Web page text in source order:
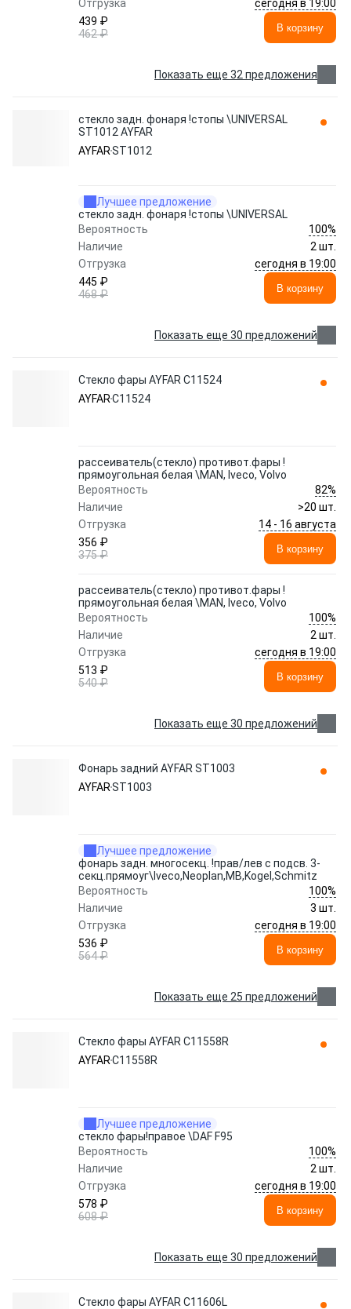
Отгрузка
сегодня в 19:00
439 ₽
462 ₽
В корзину
Показать еще 32 предложения
стекло задн. фонаря !стопы \UNIVERSAL
ST1012 AYFAR
AYFARST1012
Лучшее предложение
стекло задн. фонаря !стопы \UNIVERSAL
Вероятность
100%
Наличие
2 шт.
Отгрузка
сегодня в 19:00
445 ₽
468 ₽
В корзину
Показать еще 30 предложений
Стекло фары AYFAR C11524
AYFARC11524
рассеиватель(стекло) противот.фары !
прямоугольная белая \MAN, Iveco, Volvo
Вероятность
82%
Наличие
>20 шт.
Отгрузка
14 - 16 августа
356 ₽
375 ₽
В корзину
рассеиватель(стекло) противот.фары !
прямоугольная белая \MAN, Iveco, Volvo
Вероятность
100%
Наличие
2 шт.
Отгрузка
сегодня в 19:00
513 ₽
540 ₽
В корзину
Показать еще 30 предложений
Фонарь задний AYFAR ST1003
AYFARST1003
Лучшее предложение
фонарь задн. многосекц. !прав/лев с подсв. 3-
секц.прямоуг\Iveco,Neoplan,MB,Kogel,Schmitz
Вероятность
100%
Наличие
3 шт.
Отгрузка
сегодня в 19:00
536 ₽
564 ₽
В корзину
Показать еще 25 предложений
Стекло фары AYFAR C11558R
AYFARC11558R
Лучшее предложение
стекло фары!правое \DAF F95
Вероятность
100%
Наличие
2 шт.
Отгрузка
сегодня в 19:00
578 ₽
608 ₽
В корзину
Показать еще 30 предложений
Стекло фары AYFAR C11606L